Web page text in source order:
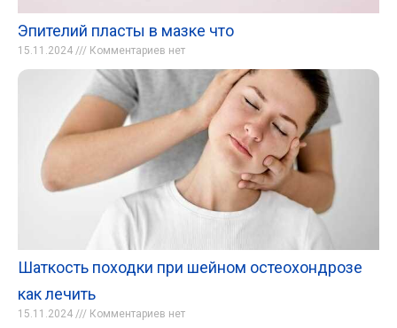
Эпителий пласты в мазке что
15.11.2024 Комментариев нет
Шаткость походки при шейном остеохондрозе
как лечить
15.11.2024 Комментариев нет